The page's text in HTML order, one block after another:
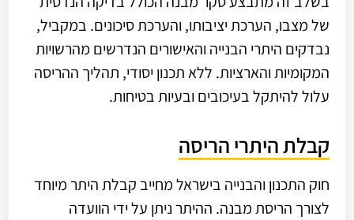
של מצבו, הערכת יציבותו, והערכת סיכונים. במקביל,
נבדקים היתרי הבנייה והאישורים הנדרשים מהרשויות
המקומיות והארציות. ללא תכנון יסודי, תהליך ההריסה
עלול להיתקל בעיכובים ובעיות בטיחות.
קבלת היתרי הריסה
חוק התכנון והבנייה בישראל מחייב קבלת היתר מיוחד
לצורך הריסת מבנה. ההיתר ניתן על ידי הוועדה